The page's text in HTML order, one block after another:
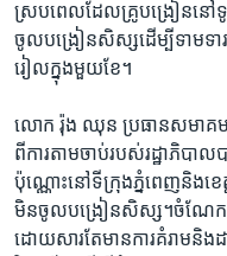
ស្រប​ពេល​ដែល​គ្រូបង្រៀន​នៅ​ទូ
ចូល​បង្រៀន​សិស្ស​ដើម្បី​ទាមទា
រៀល​ក្នុង​មួយ​ខែ។​
លោក​ រ៉ុង ឈុន​ ប្រធាន​សមាគម​
ពី​ការ​តាម​ចាប់​របស់​រដ្ឋាភិបា
ប៉ុណ្ណោះ​នៅ​ទី​ក្រុង​ភ្នំពេញ​និង​ខេ
មិន​ចូល​បង្រៀន​សិស្ស។​ចំណែក​ឯ​ន
ដោយ​សារ​តែ​មាន​ការ​គំរាម​និង​